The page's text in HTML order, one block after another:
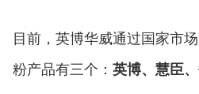
目前，英博华威通过国家市
粉产品有三个： 英博、慧臣